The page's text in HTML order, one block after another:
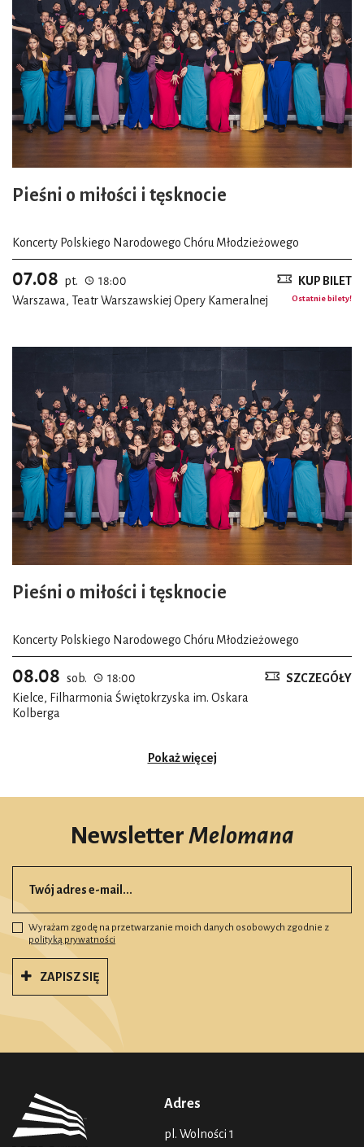
Pieśni o miłości i tęsknocie
Koncerty Polskiego Narodowego Chóru Młodzieżowego
07.08 pt.
18:00
Warszawa, Teatr Warszawskiej Opery Kameralnej
KUP BILET
Ostatnie bilety!
Pieśni o miłości i tęsknocie
Koncerty Polskiego Narodowego Chóru Młodzieżowego
08.08 sob.
18:00
Kielce, Filharmonia Świętokrzyska im. Oskara
Kolberga
SZCZEGÓŁY
Pokaż więcej
NewsletterMelomana
Wyrażam zgodę na przetwarzanie moich danych osobowych zgodnie z
polityką prywatności
ZAPISZ SIĘ
Adres
pl. Wolności 1